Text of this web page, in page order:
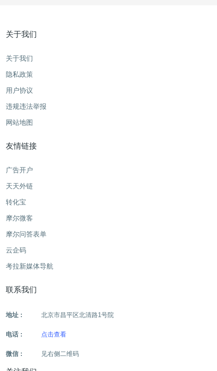
关于我们
关于我们
隐私政策
用户协议
违规违法举报
网站地图
友情链接
广告开户
天天外链
转化宝
摩尔微客
摩尔问答表单
云企码
考拉新媒体导航
联系我们
地址 : 北京市昌平区北清路1号院
电话 : 点击查看
微信 : 见右侧二维码